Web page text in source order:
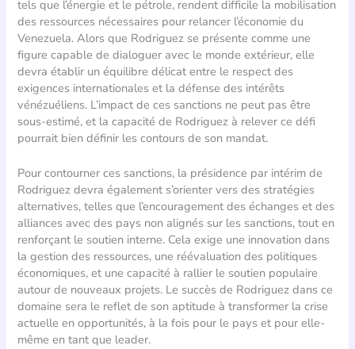
tels que l’énergie et le pétrole, rendent difficile la mobilisation
des ressources nécessaires pour relancer l’économie du
Venezuela. Alors que Rodriguez se présente comme une
figure capable de dialoguer avec le monde extérieur, elle
devra établir un équilibre délicat entre le respect des
exigences internationales et la défense des intérêts
vénézuéliens. L’impact de ces sanctions ne peut pas être
sous-estimé, et la capacité de Rodriguez à relever ce défi
pourrait bien définir les contours de son mandat.
Pour contourner ces sanctions, la présidence par intérim de
Rodriguez devra également s’orienter vers des stratégies
alternatives, telles que l’encouragement des échanges et des
alliances avec des pays non alignés sur les sanctions, tout en
renforçant le soutien interne. Cela exige une innovation dans
la gestion des ressources, une réévaluation des politiques
économiques, et une capacité à rallier le soutien populaire
autour de nouveaux projets. Le succès de Rodriguez dans ce
domaine sera le reflet de son aptitude à transformer la crise
actuelle en opportunités, à la fois pour le pays et pour elle-
même en tant que leader.